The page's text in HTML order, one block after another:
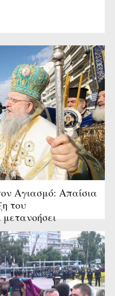
Αγιασμό: Απαίσια
του